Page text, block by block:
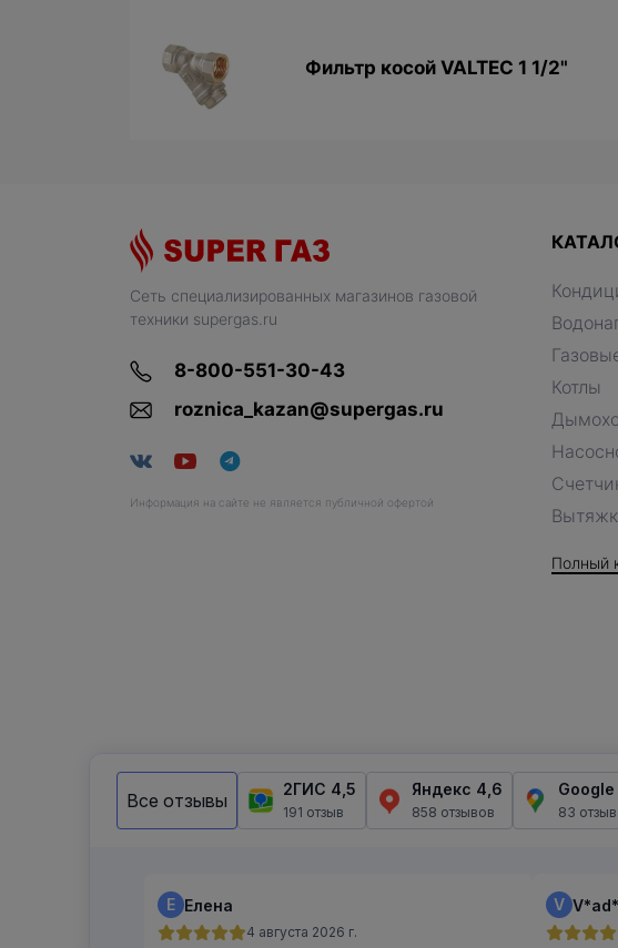
Фильтр косой VALTEC 1 1/2"
Сеть специализированных магазинов газовой
техники supergas.ru
8-800-551-30-43
roznica_kazan@supergas.ru
Информация на сайте не является публичной офертой
Котлы
Полный